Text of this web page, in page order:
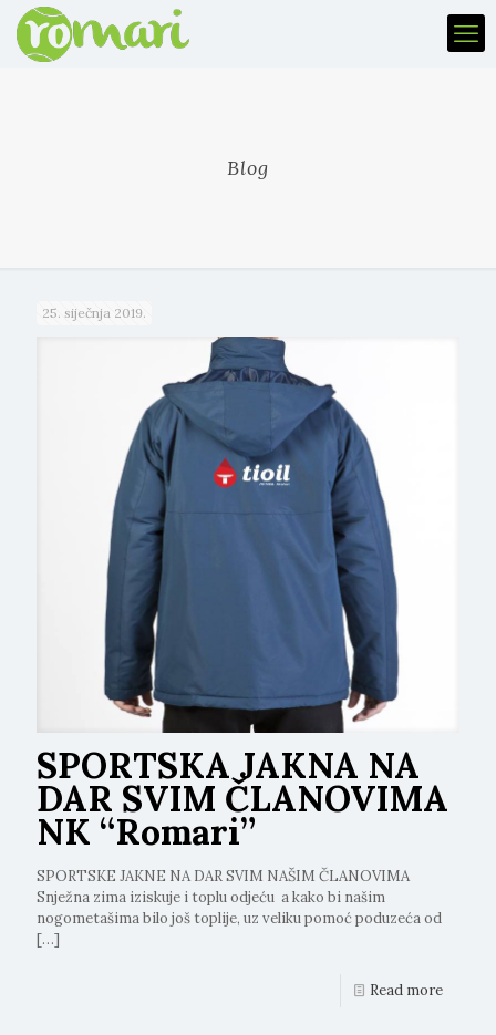
Blog
25. siječnja 2019.
SPORTSKA JAKNA NA
DAR SVIM ČLANOVIMA
NK “Romari”
SPORTSKE JAKNE NA DAR SVIM NAŠIM ČLANOVIMA
Snježna zima iziskuje i toplu odjeću a kako bi našim
nogometašima bilo još toplije, uz veliku pomoć poduzeća od
[…]
Read more